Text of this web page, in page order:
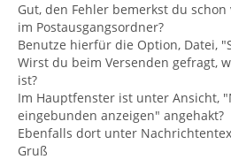
Gut, den Fehler bemerkst du schon
im Postausgangsordner?
Benutze hierfür die Option, Datei,
Wirst du beim Versenden gefragt,
ist?
Im Hauptfenster ist unter Ansicht,
eingebunden anzeigen" angehakt?
Ebenfalls dort unter
Gruß